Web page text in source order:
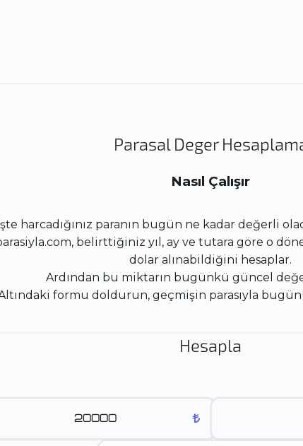
Parasal Deger
Nasıl Çalışır
harcadığınız paranın bugün ne kadar değerli
belirttiğiniz yıl, ay ve tutara göre o
dolar alınabildiğini hesaplar.
Ardından bu miktarın bugünkü güncel
formu doldurun, geçmişin parasıyla
Hesapla